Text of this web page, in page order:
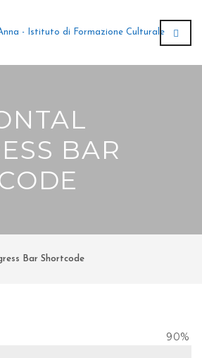
BAR
Bar Shortcode
90%